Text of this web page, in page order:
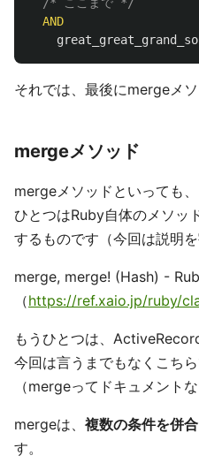
AND
それでは、最後にmergeメソ
mergeメソッド
mergeメソッドといっても、
ひとつはRuby自体のメソッ
するものです（今回は説明を
merge, merge! (Hash) -
（https://ref.xaio.jp/ruby/
もうひとつは、
今回は言うまでもなくこちら
（mergeってドキュメントな
mergeは、 複数の条件を併
す。